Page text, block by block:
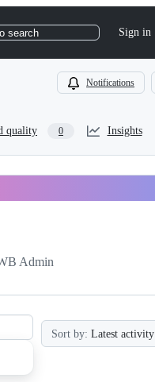
search Sign in
Notifications
quality 0 Insights
Admin
Sort by: Latest activity